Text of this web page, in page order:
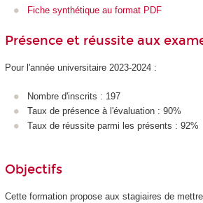
Fiche synthétique au format PDF
Présence et réussite aux
Pour l'année universitaire 2023-2024 :
Nombre d'inscrits : 197
Taux de présence à l'évaluation : 90%
Taux de réussite parmi les présents : 92%
Objectifs
Cette formation propose aux stagiaires de